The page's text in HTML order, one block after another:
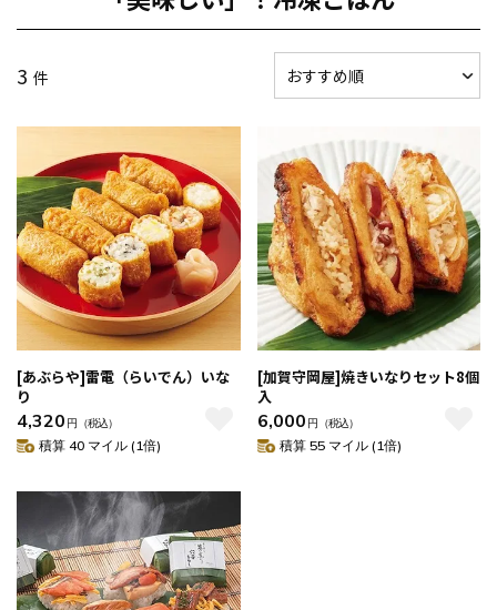
3 件
[あぶらや]雷電（らいでん）いな
り
4,320 円 （税込）
積算 40 マイル (1倍)
[加賀守岡屋]焼きいなりセット8個
入
6,000 円 （税込）
積算 55 マイル (1倍)